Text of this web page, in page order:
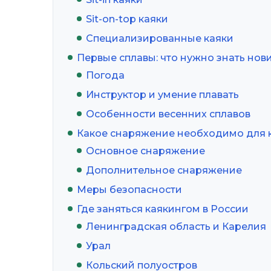
Sit-on-top каяки
Специализированные каяки
Первые сплавы: что нужно знать
Погода
Инструктор и умение плавать
Особенности весенних сплавов
Какое снаряжение необходимо для
Основное снаряжение
Дополнительное снаряжение
Меры безопасности
Где заняться каякингом в России
Ленинградская область и Карелия
Урал
Кольский полуостров